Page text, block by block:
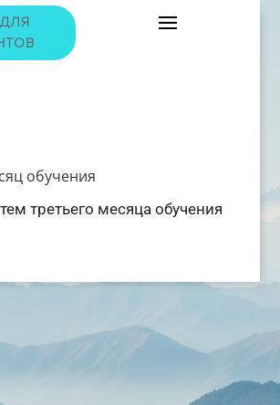
обучения
третьего месяца обучения